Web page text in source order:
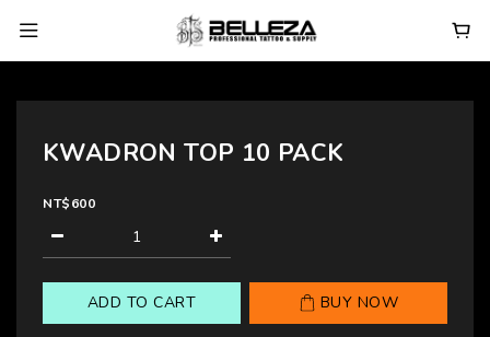
KWADRON TOP 10 PACK
NT$600
ADD TO CART BUY NOW